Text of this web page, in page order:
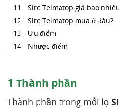
Siro Telmatop giá bao
Siro Telmatop mua ở đâu?
Ưu điểm
Nhược điểm
1 Thành phần
Thành phần trong mỗi lọ